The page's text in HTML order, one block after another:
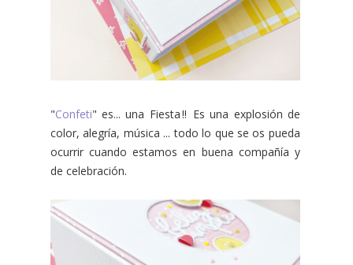
"Confeti" es... una Fiesta‼️ Es una explosión de
color, alegría, música ... todo lo que se os pueda
ocurrir cuando estamos en buena compañía y
de celebración.